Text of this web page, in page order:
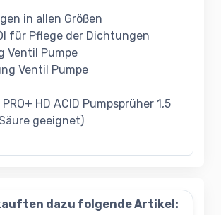
in allen Größen
für Pflege der Dichtungen
Ventil Pumpe
Ventil Pumpe
HD ACID Pumpsprüher 1,5
geeignet)
dazu folgende Artikel: